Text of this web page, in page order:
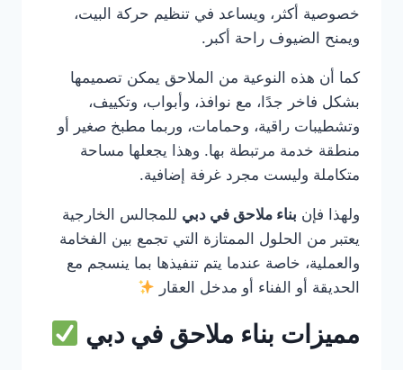
خصوصية أكثر، ويساعد في تنظيم حركة البيت،
ويمنح الضيوف راحة أكبر.
كما أن هذه النوعية من الملاحق يمكن تصميمها
بشكل فاخر جدًا، مع نوافذ، وأبواب، وتكييف،
وتشطيبات راقية، وحمامات، وربما مطبخ صغير أو
منطقة خدمة مرتبطة بها. وهذا يجعلها مساحة
متكاملة وليست مجرد غرفة إضافية.
ولهذا فإن بناء ملاحق في دبي للمجالس الخارجية
يعتبر من الحلول الممتازة التي تجمع بين الفخامة
والعملية، خاصة عندما يتم تنفيذها بما ينسجم مع
الحديقة أو الفناء أو مدخل العقار
مميزات بناء ملاحق في دبي